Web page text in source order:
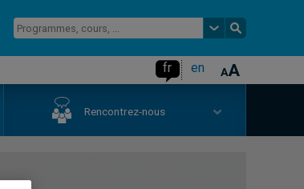
fr en
Rencontrez-nous